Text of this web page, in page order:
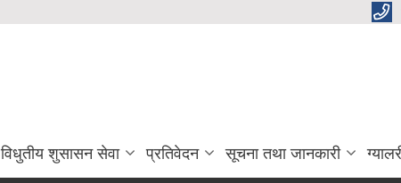
विधुतीय शुसासन सेवा प्रतिवेदन सूचना तथा जानकारी